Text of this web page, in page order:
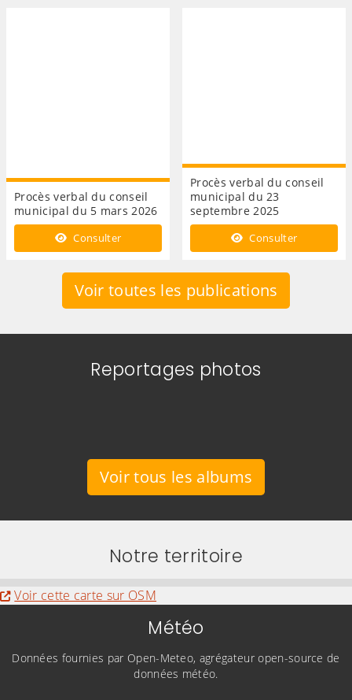
Procès verbal du conseil
municipal du 5 mars 2026
Consulter
Procès verbal du conseil
municipal du 23
septembre 2025
Consulter
Voir toutes les publications
Reportages photos
Voir tous les albums
Notre territoire
Evitez la carte interactive ci-après et aller au
Voir cette carte sur OSM
Météo
Données fournies par Open-Meteo, agrégateur open-source de
données météo.